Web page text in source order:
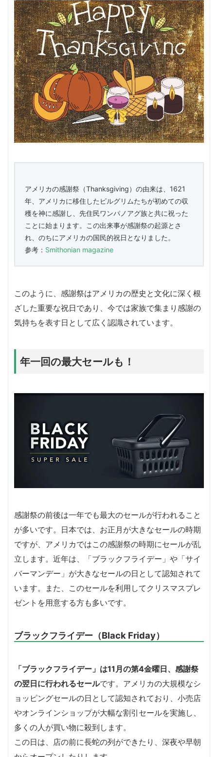
アメリカの感謝祭（Thanksgiving）の由来は、1621
年、アメリカに移住したピルグリムたちが初めての収
穫を神に感謝し、先住民ワンパノアグ族と共に祝った
ことに始まります。この出来事が感謝祭の起源とさ
れ、のちにアメリカの国民的祝日となりました。
参考： Smithonian magazine
このように、感謝祭はアメリカの歴史と文化に深く根
ざした重要な祝日であり、今では家族で集まり感謝の
気持ちを表す日として広く認識されています。
年一回の最大セールも！
感謝祭の前後は一年でも最大のセールが行われること
が多いです。日本では、お正月が大きなセールの時期
ですが、アメリカではこの感謝祭の時期にセールが乱
立します。近年は、「ブラックフライデー」や「サイ
バーマンデー」が大きなセールの日として認知されて
います。また、このセールを利用してクリスマスプレ
ゼントを用意する方も多いです。
ブラックフライデー（Black Friday）
「ブラックフライデー」は11月の第4金曜日、感謝祭
の翌日に行われるセールです。アメリカの大規模なシ
ョッピングセールの日として認知されており、小売店
やオンラインショップが大幅な割引セールを実施し、
多くの人が買い物に殺到します。
この日は、店の前に長蛇の列ができたり、深夜や早朝